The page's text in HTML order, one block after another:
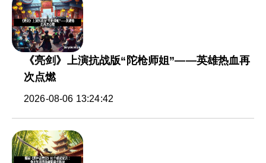
《亮剑》上演抗战版“陀枪师姐”——英雄热血再
次点燃
2026-08-06 13:24:42